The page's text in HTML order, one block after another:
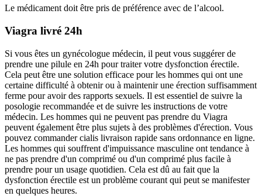
Le médicament doit être pris de préférence avec de l’alcool.
Viagra livré 24h
Si vous êtes un gynécologue médecin, il peut vous suggérer de
prendre une pilule en 24h pour traiter votre dysfonction érectile.
Cela peut être une solution efficace pour les hommes qui ont une
certaine difficulté à obtenir ou à maintenir une érection suffisamment
ferme pour avoir des rapports sexuels. Il est essentiel de suivre la
posologie recommandée et de suivre les instructions de votre
médecin. Les hommes qui ne peuvent pas prendre du Viagra
peuvent également être plus sujets à des problèmes d'érection. Vous
pouvez commander cialis livraison rapide sans ordonnance en ligne.
Les hommes qui souffrent d'impuissance masculine ont tendance à
ne pas prendre d'un comprimé ou d'un comprimé plus facile à
prendre pour un usage quotidien. Cela est dû au fait que la
dysfonction érectile est un problème courant qui peut se manifester
en quelques heures.